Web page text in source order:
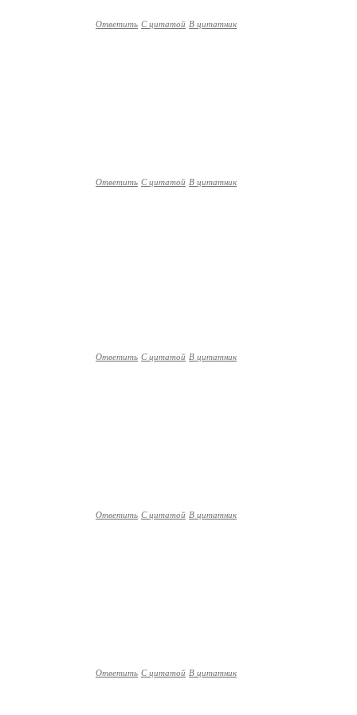
Ответить С цитатой В цитатник
Ответить С цитатой В цитатник
Ответить С цитатой В цитатник
Ответить С цитатой В цитатник
Ответить С цитатой В цитатник